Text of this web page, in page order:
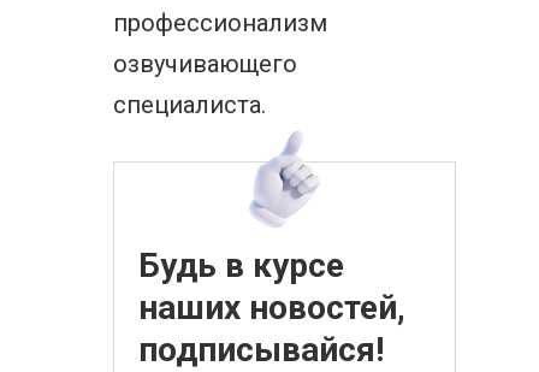
профессионализм
озвучивающего
специалиста.
Будь в курсе
наших новостей,
подписывайся!